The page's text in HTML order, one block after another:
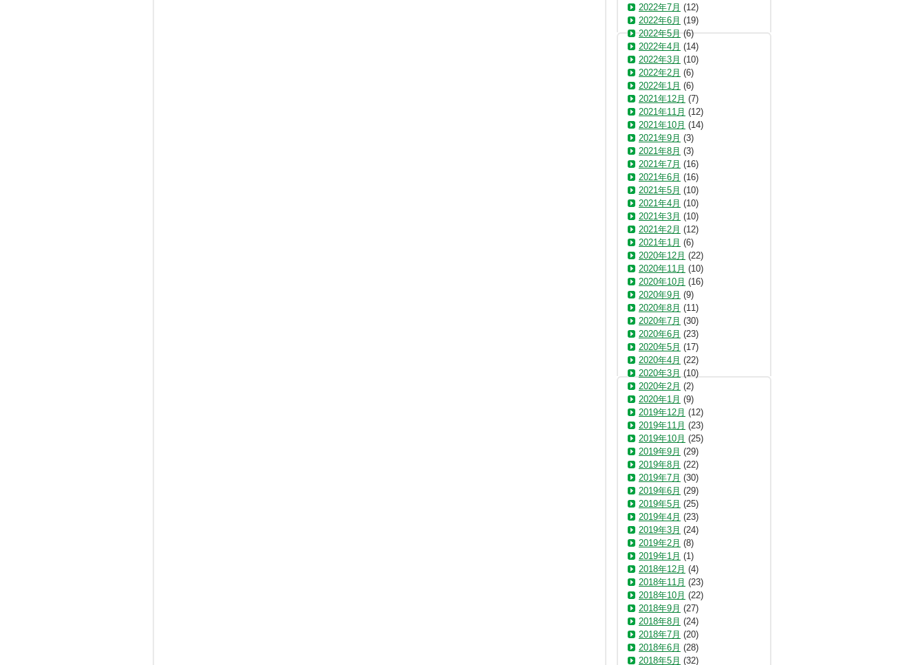
2022年7月 (12)
2022年6月 (19)
2022年5月 (6)
2022年4月 (14)
2022年3月 (10)
2022年2月 (6)
2022年1月 (6)
2021年12月 (7)
2021年11月 (12)
2021年10月 (14)
2021年9月 (3)
2021年8月 (3)
2021年7月 (16)
2021年6月 (16)
2021年5月 (10)
2021年4月 (10)
2021年3月 (10)
2021年2月 (12)
2021年1月 (6)
2020年12月 (22)
2020年11月 (10)
2020年10月 (16)
2020年9月 (9)
2020年8月 (11)
2020年7月 (30)
2020年6月 (23)
2020年5月 (17)
2020年4月 (22)
2020年3月 (10)
2020年2月 (2)
2020年1月 (9)
2019年12月 (12)
2019年11月 (23)
2019年10月 (25)
2019年9月 (29)
2019年8月 (22)
2019年7月 (30)
2019年6月 (29)
2019年5月 (25)
2019年4月 (23)
2019年3月 (24)
2019年2月 (8)
2019年1月 (1)
2018年12月 (4)
2018年11月 (23)
2018年10月 (22)
2018年9月 (27)
2018年8月 (24)
2018年7月 (20)
2018年6月 (28)
2018年5月 (32)